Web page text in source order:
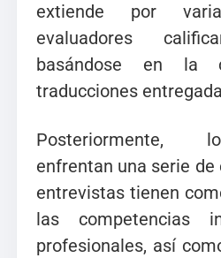
extiende por
evaluadores
basándose en la
traducciones
Posteriormente,
enfrentan una serie
entrevistas tienen
las competencias
profesionales, así